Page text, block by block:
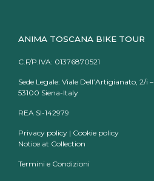
ANIMA TOSCANA BIKE TOUR
C.F/P.IVA: 01376870521
Sede Legale: Viale Dell’Artigianato, 2/i –
53100 Siena-Italy
REA SI-142979
Privacy policy | Cookie policy
Notice at Collection
Termini e Condizioni